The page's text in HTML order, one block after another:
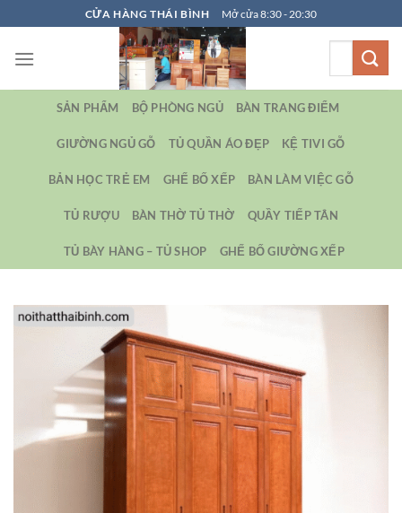
qua
nội
CỬA HÀNG THÁI BÌNH Mở cửa 8:30 - 20:30
SẢN PHẨM BỘ PHÒNG NGỦ BÀN TRANG ĐIỂM
GIƯỜNG NGỦ GỖ TỦ QUẦN ÁO ĐẸP KỆ TIVI GỖ
BẢN HỌC TRẺ EM GHẾ BỐ XẾP BÀN LÀM VIỆC GỖ
TỦ RƯỢU BÀN THỜ TỦ THỜ QUẦY TIẾP TÂN
TỦ BÀY HÀNG – TỦ SHOP GHẾ BỐ GIƯỜNG XẾP